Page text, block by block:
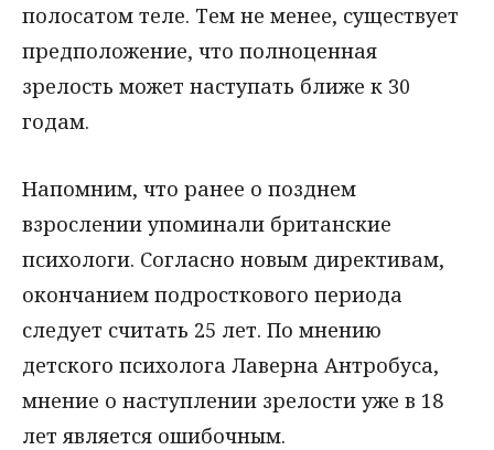
полосатом теле. Тем не менее, существует
предположение, что полноценная
зрелость может наступать ближе к 30
годам.
Напомним, что ранее о позднем
взрослении упоминали британские
психологи. Согласно новым директивам,
окончанием подросткового периода
следует считать 25 лет. По мнению
детского психолога Лаверна Антробуса,
мнение о наступлении зрелости уже в 18
лет является ошибочным.